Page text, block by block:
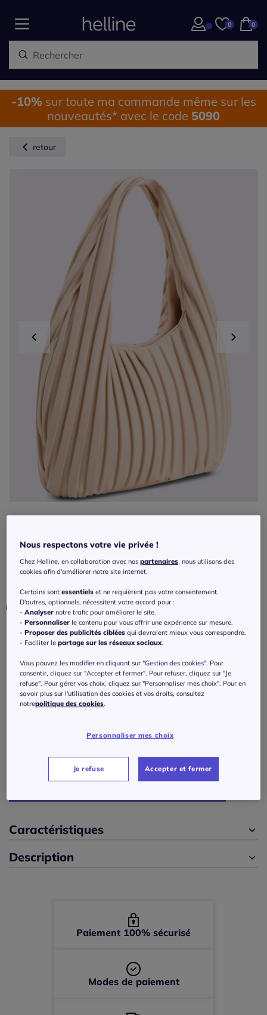
0 0
-10%sur toute ma commande même sur les
nouveautés* avec le code 5090
retour
Réf : 248.554.011 3.7/5-
Choisir une couleur :
Taille :
Taille unique - 0
Caractéristiques
Description
Paiement 100% sécurisé
Modes de paiement
Nous respectons votre vie privée !
Chez Helline, en collaboration avec nospartenaires , nous utilisons des
cookies afin d'améliorer notre site internet.
Certains sontessentiels et ne requièrent pas votre consentement.
D'autres, optionnels, nécessitent votre accord pour :
-Analyser notre trafic pour améliorer le site.
-Personnaliser le contenu pour vous offrir une expérience sur mesure.
-Proposer des publicités ciblées qui devraient mieux vous correspondre.
- Faciliter lepartage sur les réseaux sociaux
Vous pouvez les modifier en cliquant sur "Gestion des cookies". Pour
consentir, cliquez sur "Accepter et fermer". Pour refuser, cliquez sur "Je
refuse". Pour gérer vos choix, cliquez sur "Personnaliser mes choix". Pour en
savoir plus sur l'utilisation des cookies et vos droits, consultez
notrepolitique des cookies
Personnaliser mes choix
Je refuse Accepter et fermer